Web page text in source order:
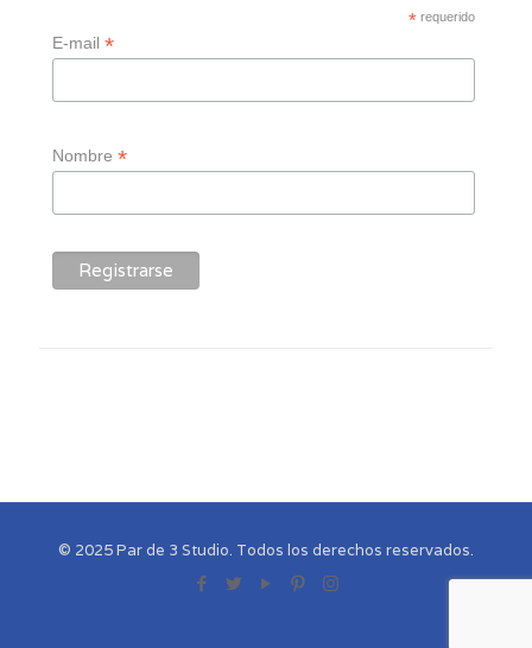
* requerido
E-mail*
Nombre*
© 2025 Par de 3 Studio. Todos los derechos reservados.